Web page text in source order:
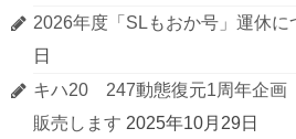
2026年度「SLもおか号」運休に
日
キハ20 247動態復元1周年企画
販売します 2025年10月29日